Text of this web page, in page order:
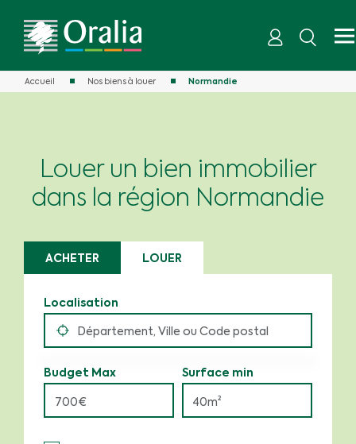
Accueil Nos biens à louer Normandie
Louer un bien immobilier
dans la région Normandie
ACHETER LOUER
Localisation
Budget Max Surface min